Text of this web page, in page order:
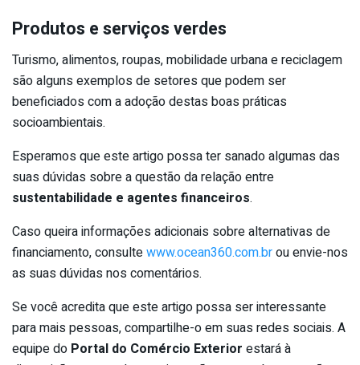
Produtos e serviços verdes
Turismo, alimentos, roupas, mobilidade urbana e reciclagem
são alguns exemplos de setores que podem ser
beneficiados com a adoção destas boas práticas
socioambientais.
Esperamos que este artigo possa ter sanado algumas das
suas dúvidas sobre a questão da relação entre
sustentabilidade e agentes financeiros.
Caso queira informações adicionais sobre alternativas de
financiamento, consultewww.ocean360.com.brou envie-nos
as suas dúvidas nos comentários.
Se você acredita que este artigo possa ser interessante
para mais pessoas, compartilhe-o em suas redes sociais. A
equipe do Portal do Comércio Exterior estará à